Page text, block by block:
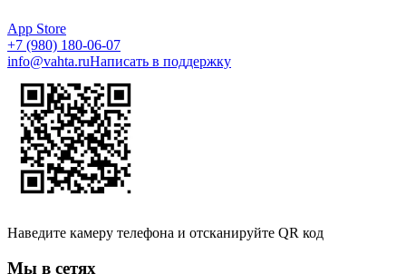
App Store
+7 (980) 180-06-07
info@vahta.ruНаписать в поддержку
Наведите камеру телефона и отсканируйте QR код
Мы в сетях